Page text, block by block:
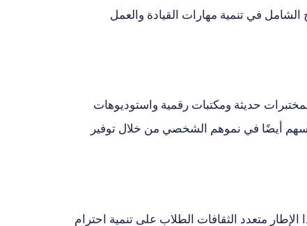
في تنمية مهارات القيادة والعمل
حديثة ومكتبات رقمية واستوديوهات
تُسهم أيضًا في نموهم الشخصي من خلال توفير
متعدد الثقافات الطلاب على تنمية احترام